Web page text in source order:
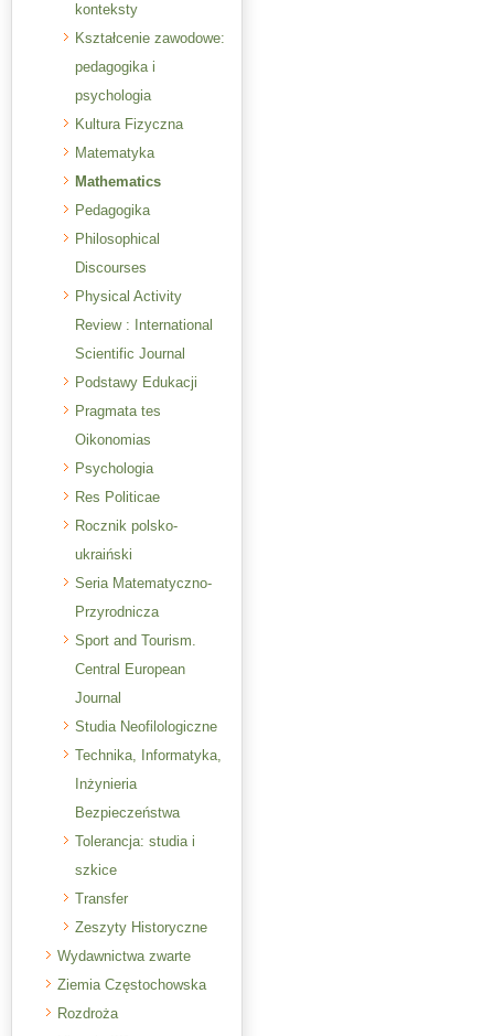
konteksty
Kształcenie zawodowe:
pedagogika i
psychologia
Kultura Fizyczna
Matematyka
Mathematics
Pedagogika
Philosophical
Discourses
Physical Activity
Review : International
Scientific Journal
Podstawy Edukacji
Pragmata tes
Oikonomias
Psychologia
Res Politicae
Rocznik polsko-
ukraiński
Seria Matematyczno-
Przyrodnicza
Sport and Tourism.
Central European
Journal
Studia Neofilologiczne
Technika, Informatyka,
Inżynieria
Bezpieczeństwa
Tolerancja: studia i
szkice
Transfer
Zeszyty Historyczne
Wydawnictwa zwarte
Ziemia Częstochowska
Rozdroża